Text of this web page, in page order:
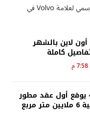
أعلنت شركة عز العرب للسيارات، الوكيل الرسمي لعلامة Volvo في
لاين بالشهر
كاملة
يوقع أول عقد مطور
مع السويدي لتنمية 6 ملايين متر مربع